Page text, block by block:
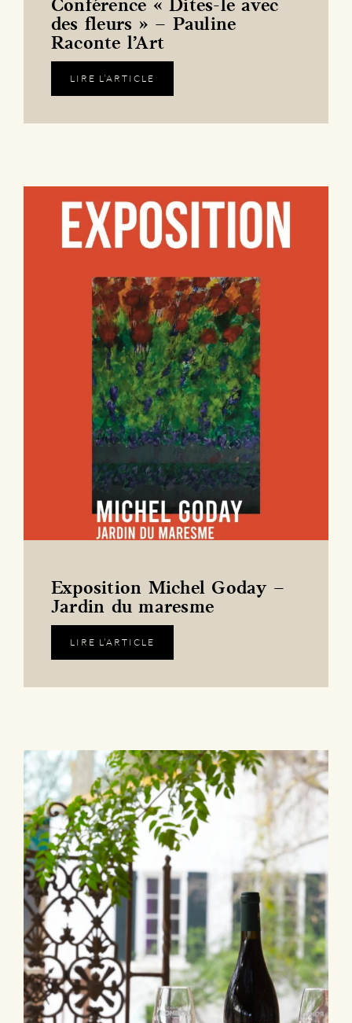
Conférence « Dites-le avec
des fleurs » – Pauline
Raconte l’Art
LIRE L’ARTICLE
Exposition Michel Goday –
Jardin du maresme
LIRE L’ARTICLE